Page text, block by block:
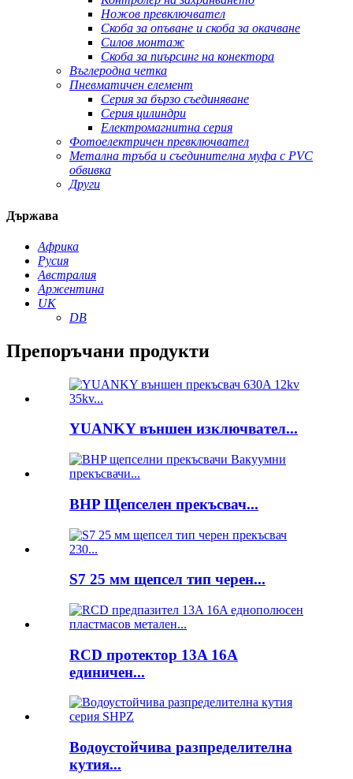
Ножов превключвател
Скоба за опъване и скоба за окачване
Силов монтаж
Скоба за пиърсинг на конектора
Въглеродна четка
Пневматичен елемент
Серия за бързо съединяване
Серия цилиндри
Електромагнитна серия
Фотоелектричен превключвател
Метална тръба и съединителна муфа с PVC
обвивка
Други
Държава
Африка
Русия
Австралия
Аржентина
UK
DB
Препоръчани продукти
YUANKY външен изключвател...
BHP Щепселен прекъсвач...
S7 25 мм щепсел тип черен...
RCD протектор 13A 16A
единичен...
Водоустойчива разпределителна
кутия...